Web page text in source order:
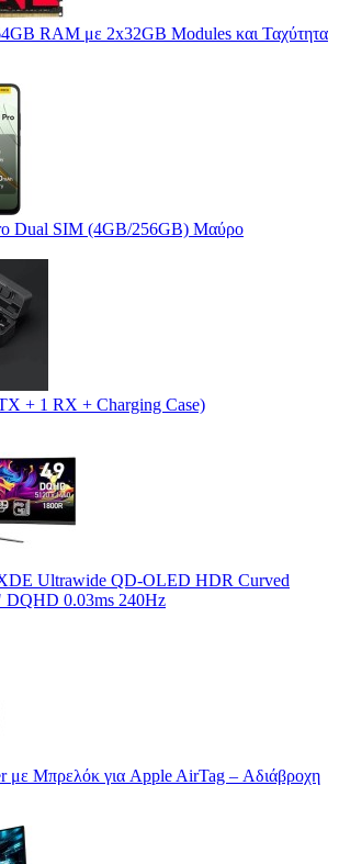
RAM με 2x32GB Modules και Ταχύτητα
Dual SIM (4GB/256GB) Μαύρο
+ 1 RX + Charging Case)
Ultrawide QD-OLED HDR Curved
DQHD 0.03ms 240Hz
με Μπρελόκ για Apple AirTag – Αδιάβροχη